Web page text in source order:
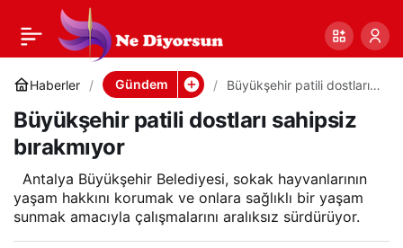
Haberler Gündem
Büyükşehir patili dostları
Büyükşehir patili dostları sahipsiz
bırakmıyor
Antalya Büyükşehir Belediyesi, sokak hayvanlarının
yaşam hakkını korumak ve onlara sağlıklı bir yaşam
sunmak amacıyla çalışmalarını aralıksız sürdürüyor.
Büyükşehir patili
dostları sahipsiz
bırakmıyor
Paylaş